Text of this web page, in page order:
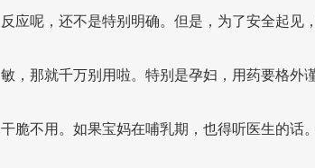
反应呢，还不是特别明确。但是，为了安全起见
敏，那就千万别用啦。特别是孕妇，用药要格外
干脆不用。如果宝妈在哺乳期，也得听医生的话